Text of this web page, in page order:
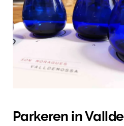
Parkeren in